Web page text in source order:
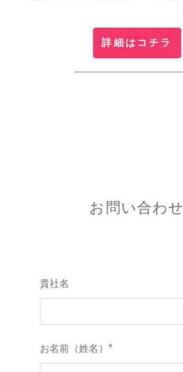
詳細はコチラ
お問い合わせ
貴社名
お名前（姓名） *